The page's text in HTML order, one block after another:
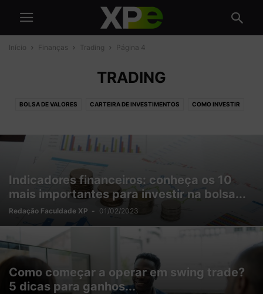
Início Finanças Trading Página 4
TRADING
BOLSA DE VALORES CARTEIRA DE INVESTIMENTOS COMO INVESTIR
INDICADORES FINANCEIROS RENDA FIXA
Indicadores financeiros: conheça os 10
mais importantes para investir na bolsa...
Redação Faculdade XP - 01/02/2023
Como começar a operar em swing trade?
5 dicas para ganhos...